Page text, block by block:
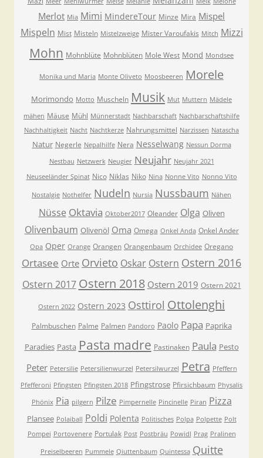
Merlot Mia Mimi MindereTour Minze Mira Mispel
Mispeln Mist Misteln Mistelzweige Mister Varoufakis Mitch Mizzi
Mohn Mohnblüte Mohnblüten Mole West Mond Mondsee
Monika und Maria Monte Oliveto Moosbeeren Morele
Morimondo Motto Muscheln Musik Mut Muttern Mädele
mähen Mäuse Mühl Münnerstadt Nachbarschaft Nachbarschaftshilfe
Nachhaltigkeit Nacht Nachtkerze Nahrungsmittel Narzissen Natascha
Natur Negerle Nepalhilfe Nera Nesselwang Nessun Dorma
Nestbau Netzwerk Neugier Neujahr Neujahr 2021
Neuseeländer Spinat Nico Niklas Niko Nina Nonne Vito Nonno Vito
Nostalgie Nothelfer Nudeln Nursia Nussbaum Nähen
Nüsse Oktavia Oktober2017 Oleander Olga Oliven
Olivenbaum Olivenöl Oma Omega Onkel Anda Onkel Ander
Opa Oper Orange Orangen Orangenbaum Orchidee Oregano
Ortasee Orte Orvieto Oskar Ostern Ostern 2016
Ostern 2017 Ostern 2018 Ostern 2019 Ostern 2021
Ostern 2022 Ostern 2023 Osttirol Ottolenghi
Palmbuschen Palme Palmen Pandoro Paolo Papa Paprika
Paradies Pasta Pasta madre Pastinaken Paula Pesto
Peter Petersilie Petersilienwurzel Petersilwurzel Petra Pfeffern
Pfefferoni Pfingsten Pfingsten 2018 Pfingstrose Pfirsichbaum Physalis
Phönix Pia pilgern Pilze Pimpernelle Pincinelle Piran Pizza
Plansee Polaiball Poldi Polenta Politisches Polpa Polpette Polt
Pompei Portovenere Portulak Post Postbräu Powidl Prag Pralinen
Preiselbeeren Pummele Qiuttenbaum Quintessa Quitte